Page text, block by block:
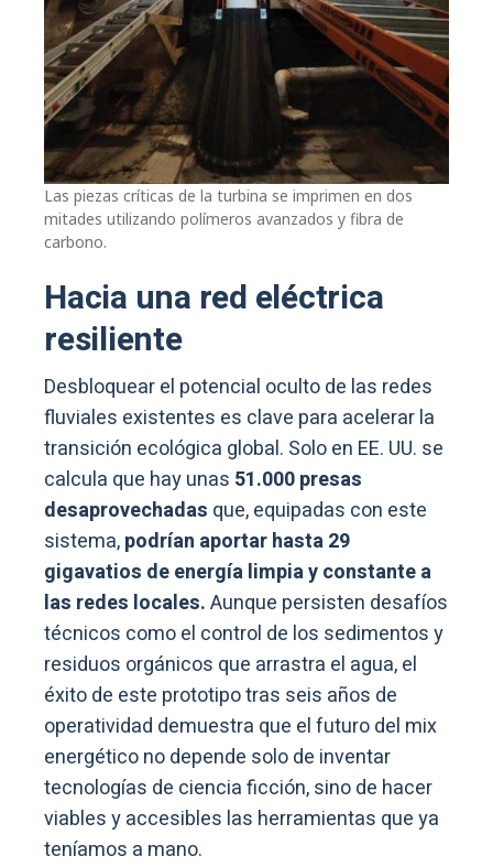
Las piezas críticas de la turbina se imprimen en dos
mitades utilizando polímeros avanzados y fibra de
carbono.
Hacia una red eléctrica
resiliente
Desbloquear el potencial oculto de las redes
fluviales existentes es clave para acelerar la
transición ecológica global. Solo en EE. UU. se
calcula que hay unas 51.000 presas
desaprovechadas que, equipadas con este
sistema,podrían aportar hasta 29
gigavatios de energía limpia y constante a
las redes locales.Aunque persisten desafíos
técnicos como el control de los sedimentos y
residuos orgánicos que arrastra el agua, el
éxito de este prototipo tras seis años de
operatividad demuestra que el futuro del mix
energético no depende solo de inventar
tecnologías de ciencia ficción, sino de hacer
viables y accesibles las herramientas que ya
teníamos a mano.